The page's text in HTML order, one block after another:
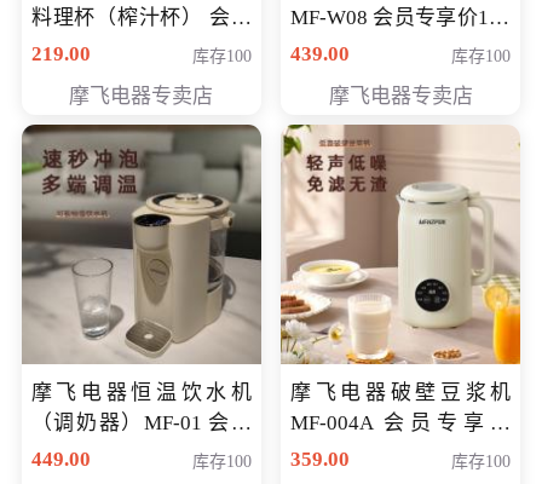
料理杯（榨汁杯） 会员
专享价118元
219.00 库存100
摩飞电器专卖店
MF-W08 会员专享价198
元
439.00 库存100
摩飞电器专卖店
摩飞电器恒温饮水机
（调奶器）MF-01 会员
专享价366元
449.00 库存100
摩飞电器破壁豆浆机
MF-004A 会员专享价
168元
359.00 库存100